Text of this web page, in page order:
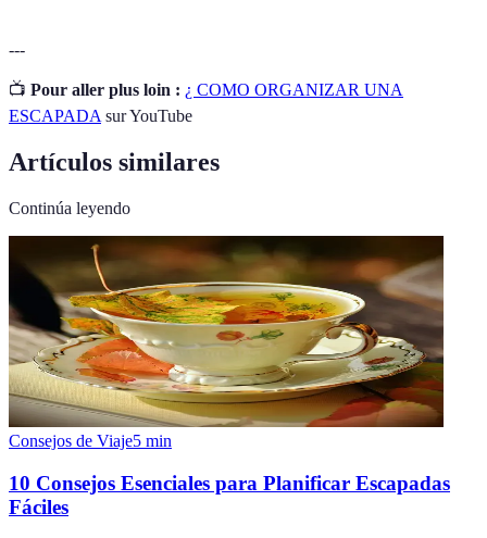
---
📺 Pour aller plus loin : ¿ COMO ORGANIZAR UNA
ESCAPADA sur YouTube
Artículos similares
Continúa leyendo
Consejos de Viaje5 min
10 Consejos Esenciales para Planificar Escapadas
Fáciles